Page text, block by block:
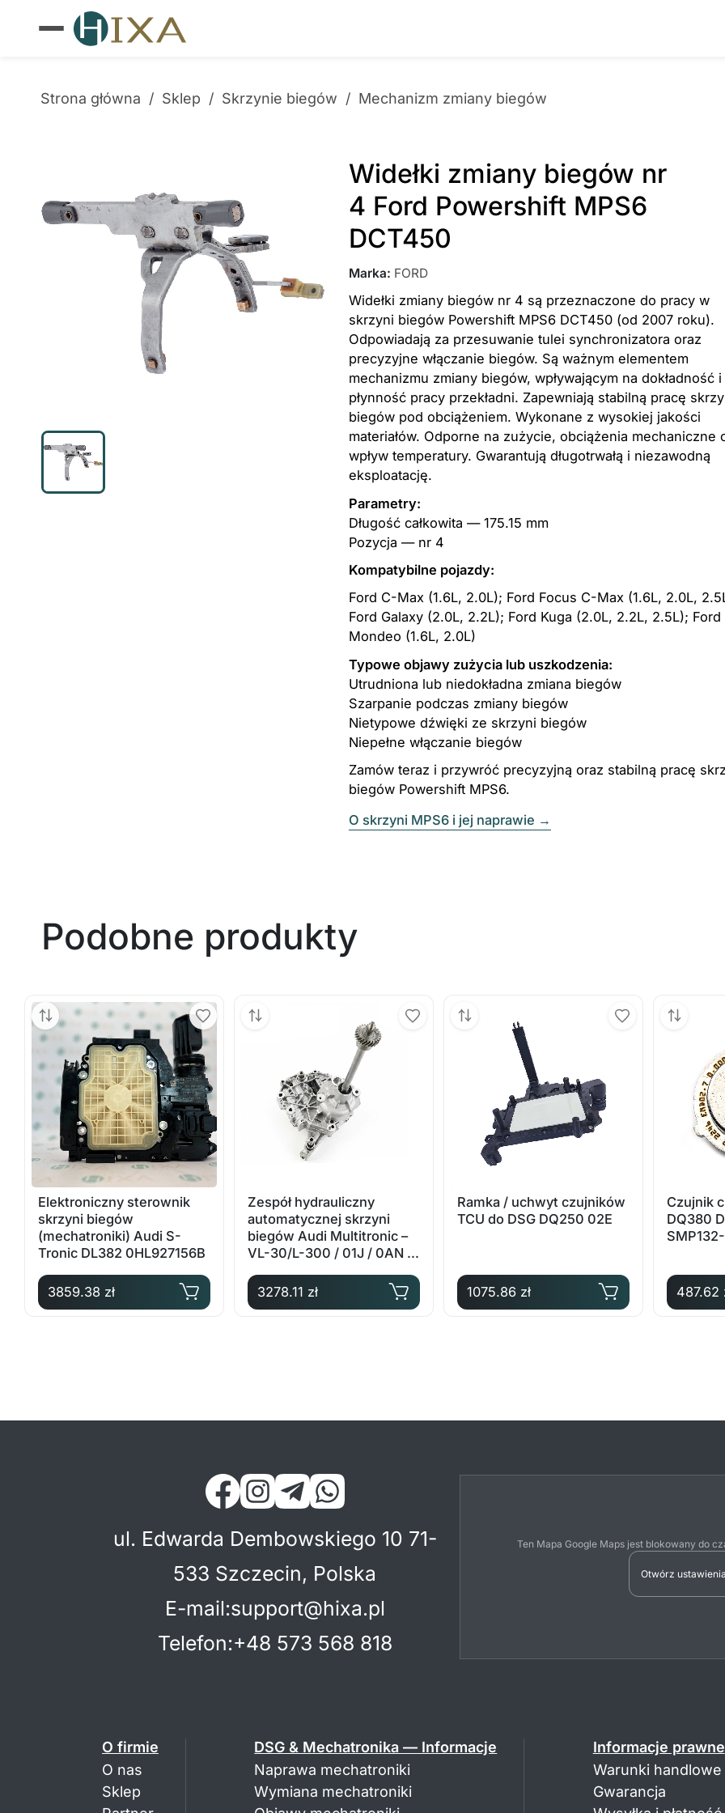
Strona główna / Sklep / Skrzynie biegów / Mechanizm zmiany biegów
Widełki zmiany biegów nr
4 Ford Powershift MPS6
DCT450
Marka: FORD
Widełki zmiany biegów nr 4 są przeznaczone do pracy w
skrzyni biegów Powershift MPS6 DCT450 (od 2007 roku).
Odpowiadają za przesuwanie tulei synchronizatora oraz
precyzyjne włączanie biegów. Są ważnym elementem
mechanizmu zmiany biegów, wpływającym na dokładność i
płynność pracy przekładni. Zapewniają stabilną pracę
biegów pod obciążeniem. Wykonane z wysokiej jakości
materiałów. Odporne na zużycie, obciążenia mechaniczne
wpływ temperatury. Gwarantują długotrwałą i niezawodną
eksploatację.
Parametry:
Długość całkowita — 175.15 mm
Pozycja — nr 4
Kompatybilne pojazdy:
Ford C-Max (1.6L, 2.0L); Ford Focus C-Max (1.6L, 2.0L,
Ford Galaxy (2.0L, 2.2L); Ford Kuga (2.0L, 2.2L, 2.5L); Ford
Mondeo (1.6L, 2.0L)
Typowe objawy zużycia lub uszkodzenia:
Utrudniona lub niedokładna zmiana biegów
Szarpanie podczas zmiany biegów
Nietypowe dźwięki ze skrzyni biegów
Niepełne włączanie biegów
Zamów teraz i przywróć precyzyjną oraz stabilną pracę
biegów Powershift MPS6.
O skrzyni MPS6 i jej naprawie →
Podobne produkty
Elektroniczny sterownik
skrzyni biegów
(mechatroniki) Audi S-
Tronic DL382 0HL927156B
3859.38 zł
Zespół hydrauliczny
automatycznej skrzyni
biegów Audi Multitronic –
VL-30/L-300 / 01J / 0AN –
3278.11 zł
Ramka / uchwyt czujników
TCU do DSG DQ250 02E
1075.86 zł
Czujnik
DQ380
487.62
ul. Edwarda Dembowskiego 10 71-
533 Szczecin, Polska
E-mail:support@hixa.pl
Telefon:+48 573 568 818
Ten Mapa Google Maps jest blokowany do
Otwórz
O firmie
O nas
Sklep
DSG & Mechatronika — Informacje
Naprawa mechatroniki
Wymiana mechatroniki
Informacje prawne
Warunki handlowe
Gwarancja